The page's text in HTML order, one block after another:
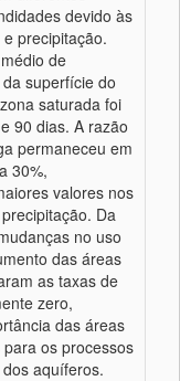
devido às
precipitação.
de
superfície do
saturada foi
90 dias. A razão
permaneceu em
30%,
valores nos
Da
no uso
das áreas
as taxas de
zero,
das áreas
os processos
aquíferos.